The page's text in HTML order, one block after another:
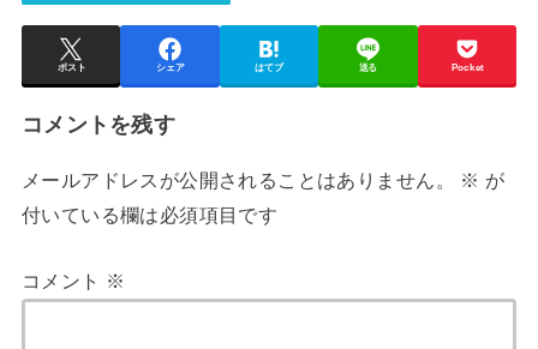
ポスト シェア はてブ 送る Pocket
コメントを残す
メールアドレスが公開されることはありません。 ※ が
付いている欄は必須項目です
コメント ※